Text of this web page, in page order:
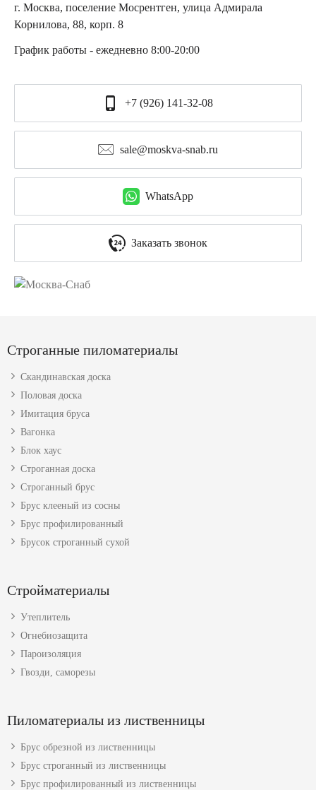
г. Москва, поселение Мосрентген, улица Адмирала
Корнилова, 88, корп. 8
График работы - ежедневно 8:00-20:00
+7 (926) 141-32-08
sale@moskva-snab.ru
WhatsApp
Заказать звонок
Строганные пиломатериалы
Скандинавская доска
Половая доска
Имитация бруса
Вагонка
Блок хаус
Строганная доска
Строганный брус
Брус клееный из сосны
Брус профилированный
Брусок строганный сухой
Стройматериалы
Утеплитель
Огнебиозащита
Пароизоляция
Гвозди, саморезы
Пиломатериалы из лиственницы
Брус обрезной из лиственницы
Брус строганный из лиственницы
Брус профилированный из лиственницы